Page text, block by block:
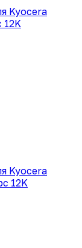
Kyocera
12K
Kyocera
12K